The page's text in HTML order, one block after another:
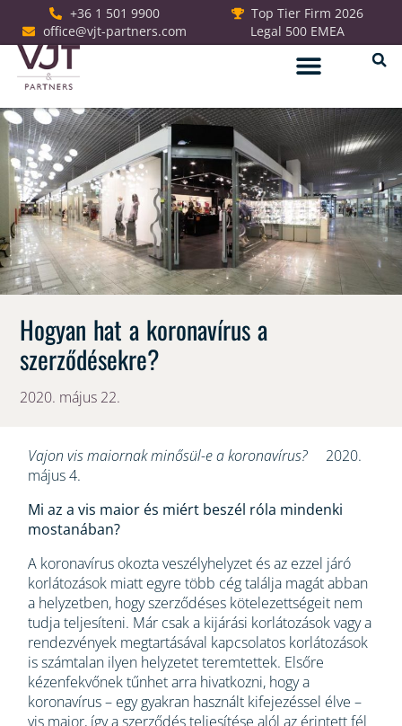
+36 1 501 9900
office@vjt-partners.com
Top Tier Firm 2026
Legal 500 EMEA
Hogyan hat a koronavírus a
szerződésekre?
2020. május 22.
Vajon vis maiornak minősül-e a koronavírus? 2020.
május 4.
Mi az a vis maior és miért beszél róla mindenki
mostanában?
A koronavírus okozta veszélyhelyzet és az ezzel járó
korlátozások miatt egyre több cég találja magát abban
a helyzetben, hogy szerződéses kötelezettségeit nem
tudja teljesíteni. Már csak a kijárási korlátozások vagy a
rendezvények megtartásával kapcsolatos korlátozások
is számtalan ilyen helyzetet teremtettek. Elsőre
kézenfekvőnek tűnhet arra hivatkozni, hogy a
koronavírus – egy gyakran használt kifejezéssel élve –
vis maior, így a szerződés teljesítése alól az érintett fél